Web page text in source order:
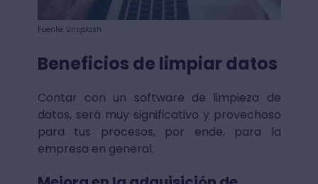
Fuente: Unsplash
Beneficios de limpiar datos
Contar con un software de limpieza de
datos, será muy significativo y provechoso
para tus procesos, por ende, para la
empresa en general.